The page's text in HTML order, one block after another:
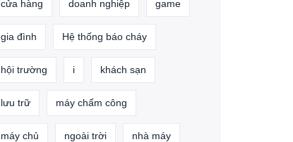
cửa hàng doanh nghiệp game
gia đình Hệ thống báo cháy
hội trường i khách sạn
lưu trữ máy chấm công
máy chủ ngoài trời nhà máy